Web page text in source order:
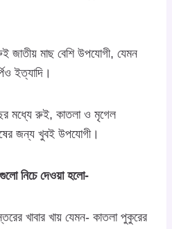
জাতীয় মাছ বেশি উপযোগী, যেমন
ইত্যাদি।
মধ্যে রুই, কাতলা ও মৃগেল
জন্য খুবই উপযোগী।
নিচে দেওয়া হলো-
খাবার খায় যেমন- কাতলা পুকুরের